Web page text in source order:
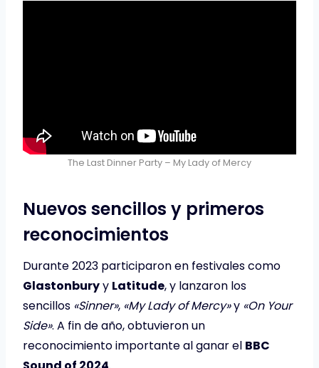
The Last Dinner Party – My Lady of Mercy
Nuevos sencillos y primeros
reconocimientos
Durante 2023 participaron en festivales como
Glastonburyy Latitude, y lanzaron los
sencillos «Sinner», «My Lady of Mercy»y «On Your
Side». A fin de año, obtuvieron un
reconocimiento importante al ganar el BBC